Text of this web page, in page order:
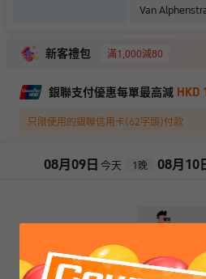
Van
新客禮包 滿1,000減80
銀聯支付優惠每單最高減 HKD
只限使用的銀聯信用卡(62字頭)付款
08月 09 日 今天 1 晚 08月 10